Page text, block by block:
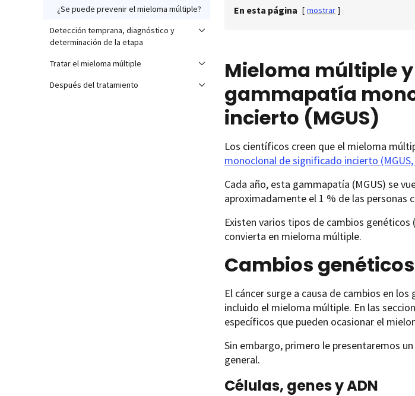
¿Se puede prevenir el mieloma múltiple?
Detección temprana, diagnóstico y
determinación de la etapa
Tratar el mieloma múltiple
Después del tratamiento
En esta página [ mostrar ]
Mieloma múltiple
gammapatía
incierto (MGUS)
Los científicos creen que el mieloma
monoclonal de significado incierto
Cada año, esta gammapatía (MGUS) se
aproximadamente el 1 % de las personas
Existen varios tipos de cambios genéticos
convierta en mieloma múltiple.
Cambios
El cáncer surge a causa de cambios en
incluido el mieloma múltiple. En las
específicos que pueden ocasionar el
Sin embargo, primero le presentaremos
general.
Células, genes y ADN